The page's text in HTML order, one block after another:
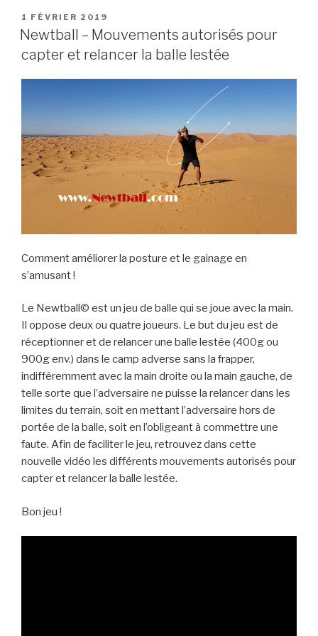
bipodal
–
c
e
b
o
o
k
st
o
d
o
n
ail
g
er
PUBLIÉ
LE
1 FÉVRIER 2019
Newtball – Mouvements autorisés pour
capter et relancer la balle lestée
Comment améliorer la posture et le gainage en
s’amusant !
Le Newtball© est un jeu de balle qui se joue avec la main.
Il oppose deux ou quatre joueurs. Le but du jeu est de
réceptionner et de relancer une balle lestée (400g ou
900g env.) dans le camp adverse sans la frapper,
indifféremment avec la main droite ou la main gauche, de
telle sorte que l’adversaire ne puisse la relancer dans les
limites du terrain, soit en mettant l’adversaire hors de
portée de la balle, soit en l’obligeant à commettre une
faute. Afin de faciliter le jeu, retrouvez dans cette
nouvelle vidéo les différents mouvements autorisés pour
capter et relancer la balle lestée.
Bon jeu !